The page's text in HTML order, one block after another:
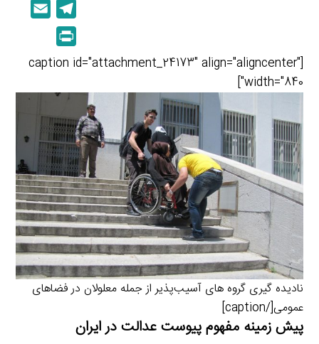
p
y
L
n
k
n
e
I
e
l
e
g
a
m
i
l
r
n
t
[caption id="attachment_24173" align="aligncenter"
width="840"]
نادیده گیری گروه های آسیب‌پذیر از جمله معلولان در فضاهای
عمومی[/caption]
پیش زمینه مفهوم پیوست عدالت در ایران